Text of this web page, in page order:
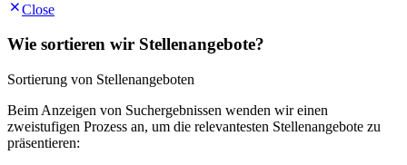
Close
Wie sortieren wir Stellenangebote?
Sortierung von Stellenangeboten
Beim Anzeigen von Suchergebnissen wenden wir einen
zweistufigen Prozess an, um die relevantesten Stellenangebote zu
präsentieren: